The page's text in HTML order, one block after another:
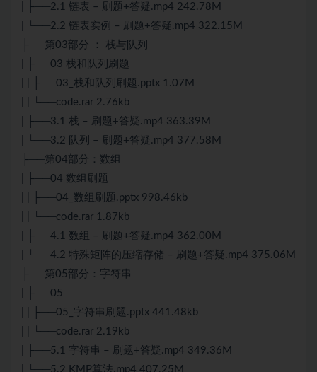
| ├──2.1 链表 – 刷题+答疑.mp4 242.78M
| └──2.2 链表实例 – 刷题+答疑.mp4 322.15M
├──第03部分 ： 栈与队列
| ├──03 栈和队列刷题
| | ├──03_栈和队列刷题.pptx 1.07M
| | └──code.rar 2.76kb
| ├──3.1 栈 – 刷题+答疑.mp4 363.39M
| └──3.2 队列 – 刷题+答疑.mp4 377.58M
├──第04部分：数组
| ├──04 数组刷题
| | ├──04_数组刷题.pptx 998.46kb
| | └──code.rar 1.87kb
| ├──4.1 数组 – 刷题+答疑.mp4 362.00M
| └──4.2 特殊矩阵的压缩存储 – 刷题+答疑.mp4 375.06M
├──第05部分：字符串
| ├──05
| | ├──05_字符串刷题.pptx 441.48kb
| | └──code.rar 2.19kb
| ├──5.1 字符串 – 刷题+答疑.mp4 349.36M
| └──5.2 KMP算法.mp4 407.25M